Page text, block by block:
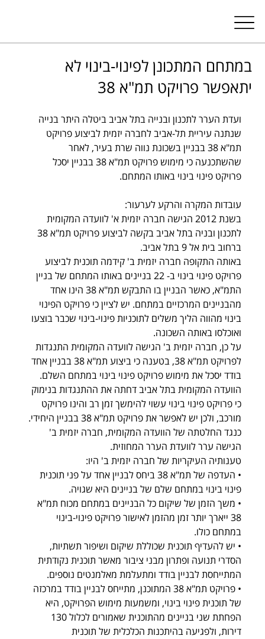
במתחם המתכונן לפינוי-בינוי לא
יתאפשר פרויקט תמ"א 38
ועדת הערר לתכנון ובנייה בתל אביב ביטלה היתר בנייה
שנתנה עיריית תל-אביב לחברה יזמית לביצוע פרויקט
תמ"א 38 בבניין בשכונת נווה שרת בעיר, לאחר
שהשתכנעה כי מימוש פרויקט תמ"א 38 בבניין יסכל
פרויקט פינוי בינוי באותו המתחם.
עובדות המקרה והרקע לערעור:
בשנת 2012 הגישה חברה יזמית א' לוועדה המקומית
ברחוב בית אל 9 בתל אביב.
באותה התקופה חברה יזמית ב' קידמה תוכנית לביצוע
פרויקט פינוי בינוי ב- 22 בניינים באותו המתחם של בניין
התמ"א, כאשר הבניין בו התבקש תמ"א 38 הינו אחד
מהבניינים המרכזיים במתחם. יש לציין כי פרויקט הפינוי
בינוי מהווה הליך משלים לתוכניות פינוי-בינוי שכבר בוצעו
ואוכלסו באותה השכונה.
על כן, חברה יזמית ב' הגישה לוועדה המקומית התנגדות
לפרויקט תמ"א 38, בטענה כי ביצוע תמ"א 38 בבניין אחד
בודד יסכל את מימוש פרויקט פינוי בינוי במתחם השלם.
הוועדה המקומית בתל אביב דחתה את ההתנגדות בנימוק
כי פרויקט פינוי בינוי עשוי להימשך זמן רב והינו פרויקט
מורכב, ולכן יש לאפשר את פרויקט תמ"א 38 בבניין היחידי.
כנגד החלטתה של הוועדה המקומית, חברה יזמית ב'
הגישה ערר לוועדת הערר המחוזית.
טענותיה העיקריות של חברה יזמית ב' היו:
• העדפה של תמ"א 38 ביחס לבניין אחד על פני תוכנית
פינוי בינוי במתחם שלם של בניינים היא שגויה.
• משך הזמן של שיקום כל הבניינים במתחם מכוח תמ"א
38 ייארך יותר זמן מהזמן לאישור פרויקט פינוי-בינוי
במתחם כולו.
• יש להעדיף תוכנית שכוללת שיקום ושיפור תשתיות,
הסדרי תנועה ופתרון מבני ציבור מאשר תוכנית נקודתית
המתייחסת לבניין בודד ומתעלמת מאלמנטים נוספים.
• פרויקט תמ"א 38 המתוכנן, מתייחס לבניין בודד במרכזה
של תוכנית פינוי בינוי, ומשמעות מימוש הפרויקט, היא
דירות, ולפגיעה בהיתכנות הכלכלית של תוכנית